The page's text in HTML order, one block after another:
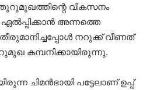
വികസനം
അന്നത്തെ
നറുക്ക് വീണത്
കമ്പനിക്കായിരുന്നു.
ചിമന്‍ഭായി പട്ടേലാണ് ഉപ്പ്